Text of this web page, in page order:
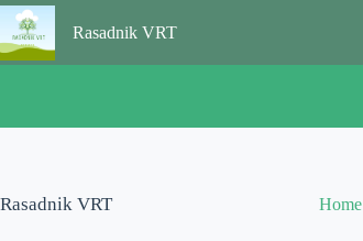
Skip
content
Rasadnik VRT
Home
Rasadnik VRT